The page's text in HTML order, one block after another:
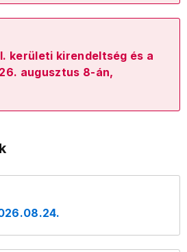
kerületi kirendeltség és a
augusztus 8-án,